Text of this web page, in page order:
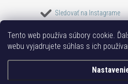
Tento web používa súbory cookie.
webu vyjadrujete súhlas s ich
Sledovať na Instagrame
Bižuterie TOP Vše k mobilu